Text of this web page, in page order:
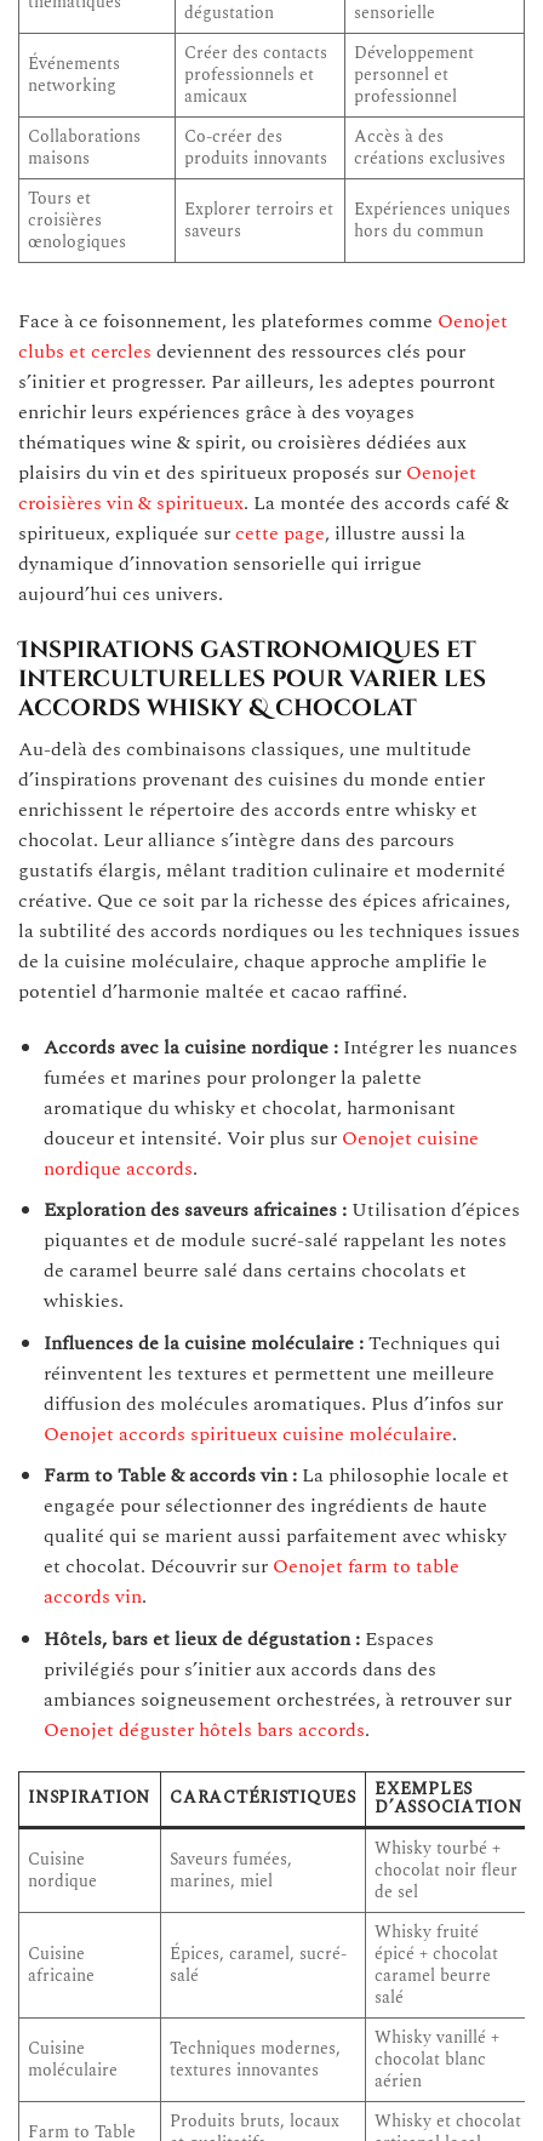
dégustation
sensorielle
Événements
networking
Créer des contacts
professionnels et
amicaux
Développement
personnel et
professionnel
Collaborations
maisons
Co-créer des
produits innovants
Accès à des
créations exclusives
Tours et
croisières
œnologiques
Explorer terroirs et
saveurs
Expériences uniques
hors du commun
Face à ce foisonnement, les plateformes comme Oenojet
clubs et cercles deviennent des ressources clés pour
s’initier et progresser. Par ailleurs, les adeptes pourront
enrichir leurs expériences grâce à des voyages
thématiques wine & spirit, ou croisières dédiées aux
plaisirs du vin et des spiritueux proposés sur Oenojet
croisières vin & spiritueux. La montée des accords café &
spiritueux, expliquée surcette page, illustre aussi la
dynamique d’innovation sensorielle qui irrigue
aujourd’hui ces univers.
Inspirations gastronomiques et
interculturelles pour varier les
accords whisky & chocolat
Au-delà des combinaisons classiques, une multitude
d’inspirations provenant des cuisines du monde entier
enrichissent le répertoire des accords entre whisky et
chocolat. Leur alliance s’intègre dans des parcours
gustatifs élargis, mêlant tradition culinaire et modernité
créative. Que ce soit par la richesse des épices africaines,
la subtilité des accords nordiques ou les techniques issues
de la cuisine moléculaire, chaque approche amplifie le
potentiel d’harmonie maltée et cacao raffiné.
Accords avec la cuisine nordique :Intégrer les nuances
fumées et marines pour prolonger la palette
aromatique du whisky et chocolat, harmonisant
douceur et intensité. Voir plus sur Oenojet cuisine
nordique accords.
Exploration des saveurs africaines :Utilisation d’épices
piquantes et de module sucré-salé rappelant les notes
de caramel beurre salé dans certains chocolats et
whiskies.
Influences de la cuisine moléculaire :Techniques qui
réinventent les textures et permettent une meilleure
diffusion des molécules aromatiques. Plus d’infos sur
Oenojet accords spiritueux cuisine moléculaire.
Farm to Table & accords vin :La philosophie locale et
engagée pour sélectionner des ingrédients de haute
qualité qui se marient aussi parfaitement avec whisky
et chocolat. Découvrir sur Oenojet farm to table
accords vin.
Hôtels, bars et lieux de dégustation :Espaces
privilégiés pour s’initier aux accords dans des
ambiances soigneusement orchestrées, à retrouver sur
Oenojet déguster hôtels bars accords.
INSPIRATION CARACTÉRISTIQUES EXEMPLES
D’ASSOCIATION
Cuisine
nordique
Saveurs fumées,
marines, miel
Whisky tourbé +
chocolat noir fleur
de sel
Cuisine
africaine
Épices, caramel, sucré-
salé
Whisky fruité
épicé + chocolat
caramel beurre
salé
Cuisine
moléculaire
Techniques modernes,
textures innovantes
Whisky vanillé +
chocolat blanc
aérien
Farm to Table
Produits bruts, locaux
Whisky et chocolat